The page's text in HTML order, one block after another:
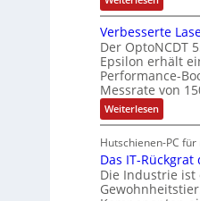
h
t
h
u
t
z
l
a
c
k
b
e
s
c
i
c
h
a
n
g
s
c
h
a
l
t
u
n
g
B
t
t
e
r
i
e
l
o
e
M
u
l
Verbesserte
Der OptoNCDT
Epsilon erhält
Performance-
Messrate von
Weiterlesen:
V
r
b
e
s
s
Hutschienen-PC
Das IT-Rückgrat
Die Industrie ist